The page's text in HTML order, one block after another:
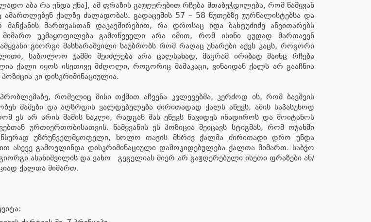
აბა რა უნდა ქნა], ამ ფრაზის გაჟღერებით რჩება შთაბეჭდილება, რომ წამყვან
ქალზე ძალადობას. გადაცემის 57 – 58 წუთებზე ჟურნალისტებსა და
მართვასთან დაკავშირებით, რა დროსაც იდა ბახტუძიძე ანვითარებს
უკმაყოფილება გამოწვეული არა იმით, რომ ისინი ცუდად მართავენ
გიორგი მასხარაშვილი საუბრობს რომ რაღაც უნარები აქვს კაცს, როგორი
საბოლოო ჯამში შეიძლება არა ცალსახად, მაგრამ ირიბად მაინც რჩება
ქალი იყოს ისეთივე მძღოლი, როგორიც მამაკაცი, ვინაიდან ქალს არ გააჩნია
კი დისკრიმინაციულია.
რომელიც მისი თქმით აჩვენა კვლევებმა, კერძოდ ის, რომ ბავშვის
მამები და აღზრდის ვალდებულება ძირითადად ქალს აწევს, ამის საპასუხოდ
ეს არ არის მამის ნაკლი, რადგან მას უწევს წავიდეს ინადიროს და მოიტანოს
ურთიერთობისათვის. წამყვანის ეს პოზიცია შეიცავს სტიგმას, რომ ოჯახში
უზრუნველმყოფელი, ხოლო თავის მხრივ ქალმა ძირითადი დრო უნდა
ასევე გამოვლინდა დისკრიმინაციული დამოკიდებულება ქალთა მიმართ. საბჭო
ასანიშვილის და ვახო გეგელიას მიერ არ გაჟღერებული ისეთი ფრაზები ან/
ქალთა მიმართ.